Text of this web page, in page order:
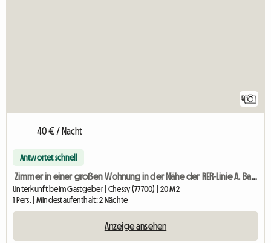
5
40 € / Nacht
Antwortet schnell
Zimmer in einer großen Wohnung in der Nähe der RER-Linie A. Badezimmer vorhanden.
Unterkunft beim Gastgeber | Chessy (77700) | 20 M2
1 Pers. | Mindestaufenthalt: 2 Nächte
Anzeige ansehen